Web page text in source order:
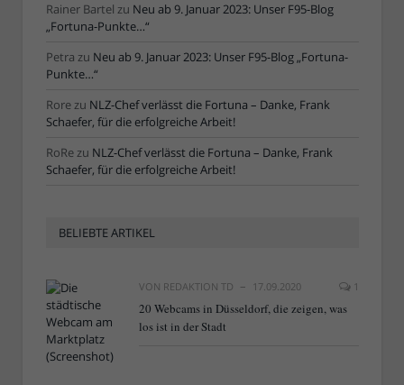
Rainer Bartel zu Neu ab 9. Januar 2023: Unser F95-Blog
„Fortuna-Punkte…“
Petra zu Neu ab 9. Januar 2023: Unser F95-Blog „Fortuna-
Punkte…“
Rorezu NLZ-Chef verlässt die Fortuna – Danke, Frank
Schaefer, für die erfolgreiche Arbeit!
RoRezu NLZ-Chef verlässt die Fortuna – Danke, Frank
Schaefer, für die erfolgreiche Arbeit!
BELIEBTE ARTIKEL
VON REDAKTION TD 17.09.2020 1
20 Webcams in Düsseldorf, die zeigen, was
los ist in der Stadt